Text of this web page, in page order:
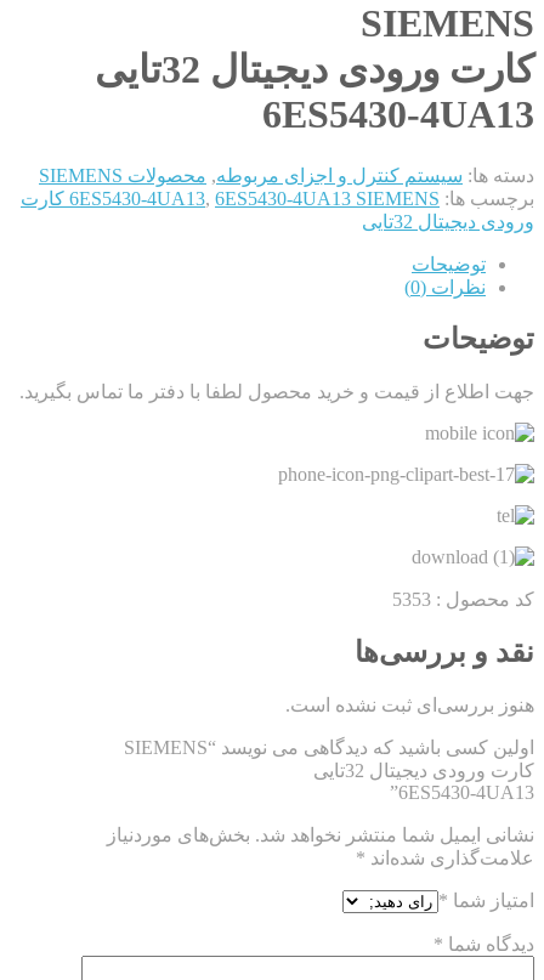
SIEMENS
کارت ورودی دیجیتال 32تایی
6ES5430-4UA13
دسته ها: سیستم کنترل و اجزای مربوطه, محصولات SIEMENS
برچسب ها:
6ES5430-4UA13,
6ES5430-4UA13 SIEMENS کارت
ورودی دیجیتال 32تایی
توضیحات
نظرات (0)
توضیحات
جهت اطلاع از قیمت و خرید محصول لطفا با دفتر ما تماس بگیرید.
کد محصول : 5353
نقد و بررسی‌ها
هنوز بررسی‌ای ثبت نشده است.
اولین کسی باشید که دیدگاهی می نویسد “SIEMENS
کارت ورودی دیجیتال 32تایی
6ES5430-4UA13”
نشانی ایمیل شما منتشر نخواهد شد. بخش‌های موردنیاز
علامت‌گذاری شده‌اند *
امتیاز شما *
دیدگاه شما *